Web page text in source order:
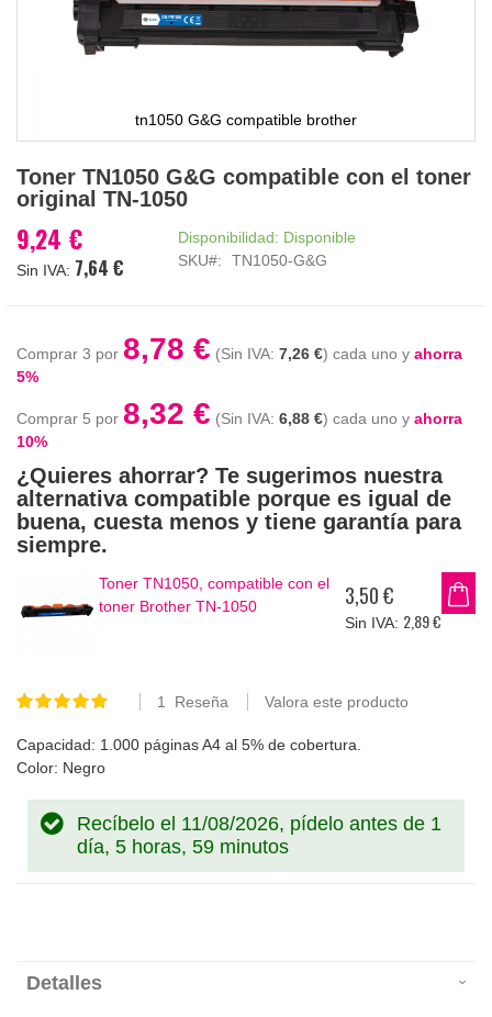
tn1050 G&G compatible brother
al
comienzo
la
galería
Toner TN1050 G&G compatible con el toner
original TN-1050
9,24 €
7,64 €
Disponibilidad: Disponible
SKU
TN1050-G&G
Comprar 3 por 8,78 € 7,26 € cada uno y ahorra
5%
Comprar 5 por 8,32 € 6,88 € cada uno y ahorra
10%
¿Quieres ahorrar? Te sugerimos nuestra
alternativa compatible porque es igual de
buena, cuesta menos y tiene garantía para
siempre.
Toner TN1050, compatible con el
toner Brother TN-1050
3,50 €
2,89 €
Valoración:
1 Reseña Valora este producto
Capacidad: 1.000 páginas A4 al 5% de cobertura.
Color: Negro
Recíbelo el 11/08/2026, pídelo antes de 1
día, 5 horas, 58 minutos, 59 segundos
Detalles